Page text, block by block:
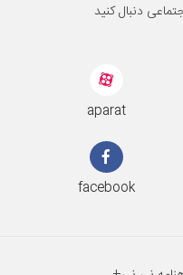
دنبال کنید
aparat
facebook